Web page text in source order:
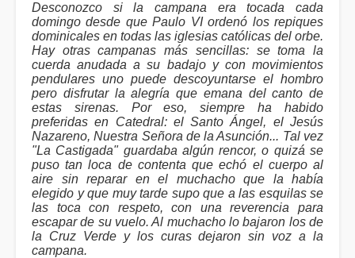
Desconozco si la campana era tocada cada
domingo desde que Paulo VI ordenó los repiques
dominicales en todas las iglesias católicas del orbe.
Hay otras campanas más sencillas: se toma la
cuerda anudada a su badajo y con movimientos
pendulares uno puede descoyuntarse el hombro
pero disfrutar la alegría que emana del canto de
estas sirenas. Por eso, siempre ha habido
preferidas en Catedral: el Santo Ángel, el Jesús
Nazareno, Nuestra Señora de la Asunción... Tal vez
"La Castigada" guardaba algún rencor, o quizá se
puso tan loca de contenta que echó el cuerpo al
aire sin reparar en el muchacho que la había
elegido y que muy tarde supo que a las esquilas se
las toca con respeto, con una reverencia para
escapar de su vuelo. Al muchacho lo bajaron los de
la Cruz Verde y los curas dejaron sin voz a la
campana.